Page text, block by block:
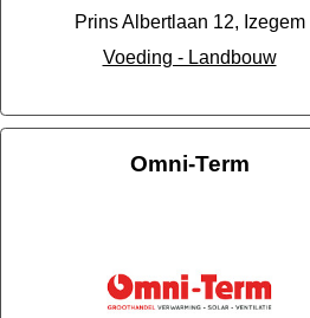
Prins Albertlaan 12, Izegem
Voeding - Landbouw
Omni-Term